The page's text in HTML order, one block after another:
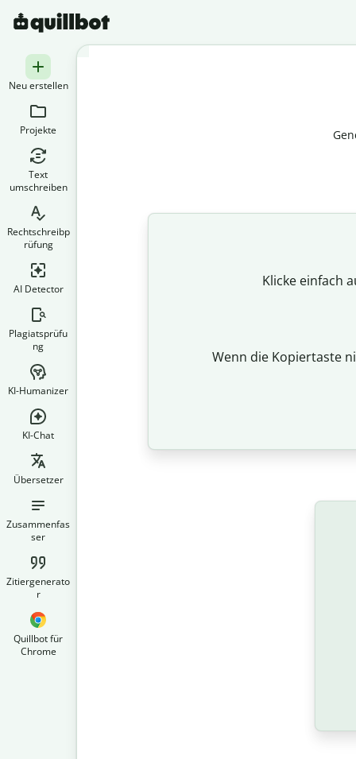
Neu erstellen
Projekte
Text
umschreiben
Rechtschreibp
rüfung
AI Detector
Plagiatsprüfu
ng
KI-Humanizer
KI-Chat
Übersetzer
Zusammenfas
ser
Zitiergenerato
r
Quillbot für
Chrome
Klicke einfach
Wenn die Kopiertaste